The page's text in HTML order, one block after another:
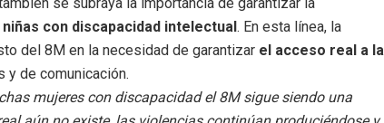
con discapacidad intelectual. En esta línea, la
del 8M en la necesidad de garantizar el acceso real a la
y de comunicación.
mujeres con discapacidad el 8M sigue siendo una